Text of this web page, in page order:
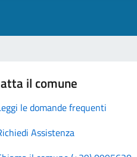
il comune
le domande frequenti
Assistenza